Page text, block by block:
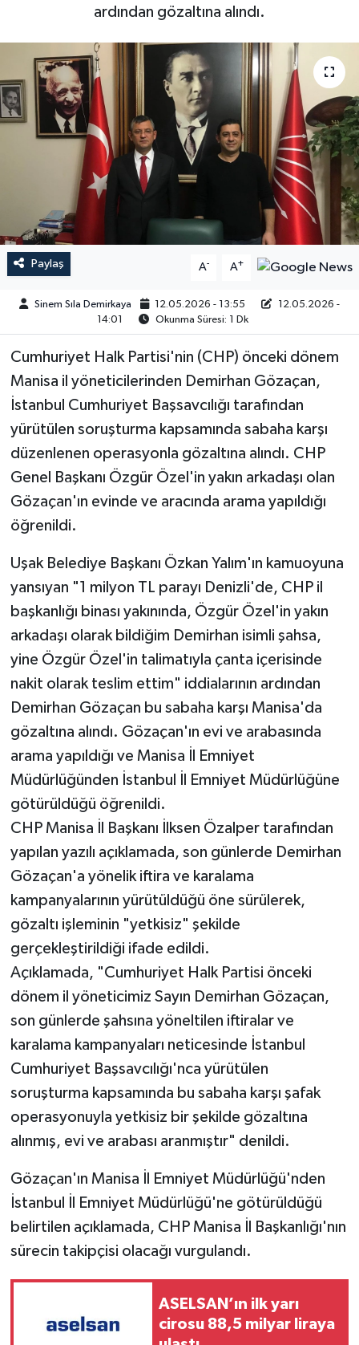
ardından gözaltına alındı.
Paylaş A- A+
Sinem Sıla Demirkaya 12.05.2026 - 13:55
12.05.2026 -
14:01
Okunma Süresi: 1 Dk
Cumhuriyet Halk Partisi'nin (CHP) önceki dönem
Manisa il yöneticilerinden Demirhan Gözaçan,
İstanbul Cumhuriyet Başsavcılığı tarafından
yürütülen soruşturma kapsamında sabaha karşı
düzenlenen operasyonla gözaltına alındı. CHP
Genel Başkanı Özgür Özel'in yakın arkadaşı olan
Gözaçan'ın evinde ve aracında arama yapıldığı
öğrenildi.
Uşak Belediye Başkanı Özkan Yalım'ın kamuoyuna
yansıyan "1 milyon TL parayı Denizli'de, CHP il
başkanlığı binası yakınında, Özgür Özel'in yakın
arkadaşı olarak bildiğim Demirhan isimli şahsa,
yine Özgür Özel'in talimatıyla çanta içerisinde
nakit olarak teslim ettim" iddialarının ardından
Demirhan Gözaçan bu sabaha karşı Manisa'da
gözaltına alındı. Gözaçan'ın evi ve arabasında
arama yapıldığı ve Manisa İl Emniyet
Müdürlüğünden İstanbul İl Emniyet Müdürlüğüne
götürüldüğü öğrenildi.
CHP Manisa İl Başkanı İlksen Özalper tarafından
yapılan yazılı açıklamada, son günlerde Demirhan
Gözaçan'a yönelik iftira ve karalama
kampanyalarının yürütüldüğü öne sürülerek,
gözaltı işleminin "yetkisiz" şekilde
gerçekleştirildiği ifade edildi.
Açıklamada, "Cumhuriyet Halk Partisi önceki
dönem il yöneticimiz Sayın Demirhan Gözaçan,
son günlerde şahsına yöneltilen iftiralar ve
karalama kampanyaları neticesinde İstanbul
Cumhuriyet Başsavcılığı'nca yürütülen
soruşturma kapsamında bu sabaha karşı şafak
operasyonuyla yetkisiz bir şekilde gözaltına
alınmış, evi ve arabası aranmıştır" denildi.
Gözaçan'ın Manisa İl Emniyet Müdürlüğü'nden
İstanbul İl Emniyet Müdürlüğü'ne götürüldüğü
belirtilen açıklamada, CHP Manisa İl Başkanlığı'nın
sürecin takipçisi olacağı vurgulandı.
ASELSAN’ın ilk yarı
cirosu 88,5 milyar liraya